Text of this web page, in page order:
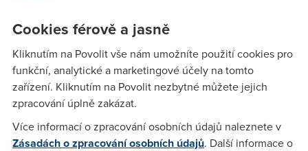
Anonym(19.3.2006 09:39:34)
Papoušci? A ty jsi LAMA s třema kopytama.
Anonym(19.3.2006 10:03:49)
Cookies férově a jasně
Kliknutím na Povolit vše nám umožníte použití cookies pro
funkční, analytické a marketingové účely na tomto
zařízení. Kliknutím na Povolit nezbytné můžete jejich
zpracování úplně zakázat.
Více informací o zpracování osobních údajů naleznete v
Zásadách o zpracování osobních údajů. Další informace o